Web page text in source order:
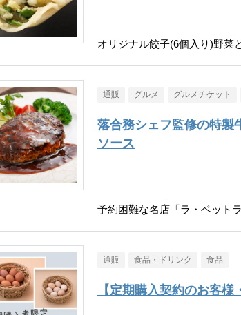
オリジナル餃子(6個入り)野菜
通販 グルメ グルメチケット
落合務シェフ監修の特製
ソース
予約困難な名店「ラ・ベット
通販 食品・ドリンク 食品
【定期購入契約のお客